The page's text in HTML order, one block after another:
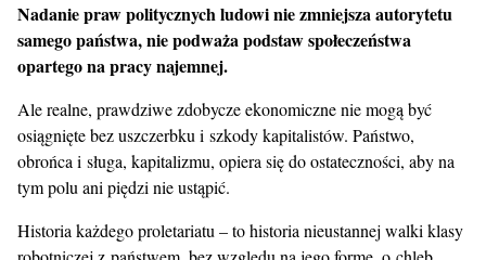
Nadanie praw politycznych ludowi nie zmniejsza autorytetu
samego państwa, nie podważa podstaw społeczeństwa
opartego na pracy najemnej.
Ale realne, prawdziwe zdobycze ekonomiczne nie mogą być
osiągnięte bez uszczerbku i szkody kapitalistów. Państwo,
obrońca i sługa, kapitalizmu, opiera się do ostateczności, aby na
tym polu ani piędzi nie ustąpić.
Historia każdego proletariatu – to historia nieustannej walki klasy